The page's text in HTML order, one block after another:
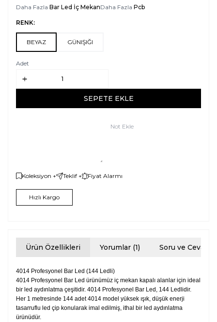
Daha Fazla Bar Led İç MekanDaha Fazla Pcb
RENK:
BEYAZ GÜNIŞIĞI
Adet
SEPETE EKLE
Not Ekle
Koleksiyon + Teklif + Fiyat Alarmı
Hızlı Kargo
Ürün Özellikleri Yorumlar (1) Soru ve Cevap
4014 Profesyonel Bar Led (144 Ledli)
4014 Profesyonel Bar Led ürünümüz iç mekan kapalı alanlar için ideal
bir led aydınlatma çeşitidir. 4014 Profesyonel Bar Led, 144 Ledlidir.
Her 1 metresinde 144 adet 4014 model yüksek ışık, düşük enerji
tasarruflu led çip konularak imal edilmiş, ithal bir led aydınlatma
ürünüdür.